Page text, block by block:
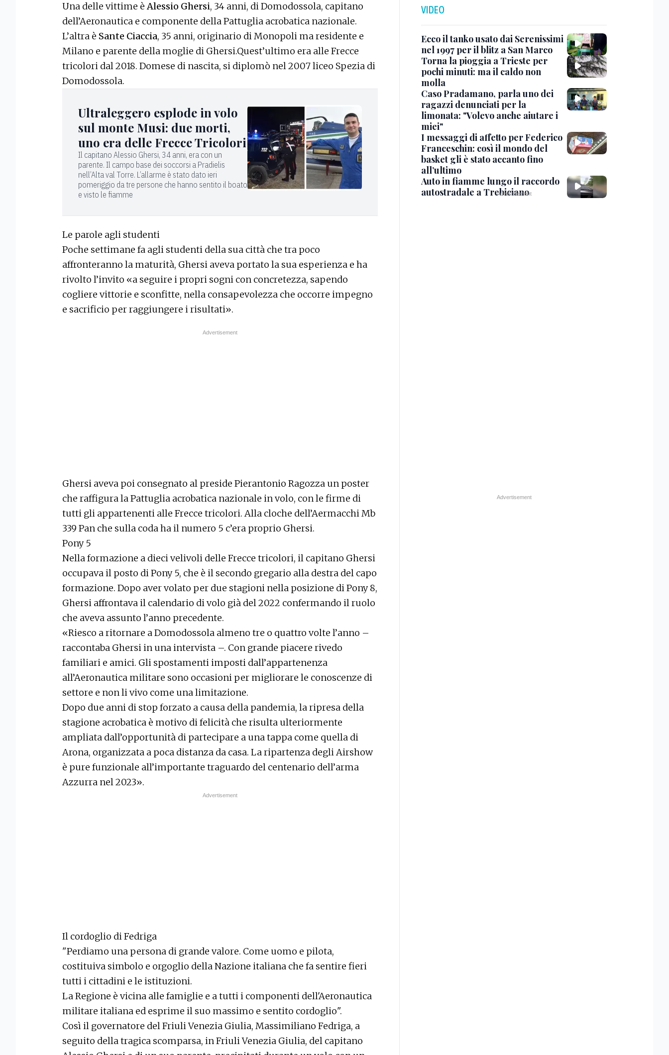
Una delle vittime èAlessio Ghersi, 34 anni, di Domodossola, capitano
dell’Aeronautica e componente della Pattuglia acrobatica nazionale.
L’altra è Sante Ciaccia, 35 anni, originario di Monopoli ma residente e
Milano e parente della moglie di Ghersi.Quest’ultimo era alle Frecce
tricolori dal 2018. Domese di nascita, si diplomò nel 2007 liceo Spezia di
Domodossola.
Ultraleggero esplode in volo
sul monte Musi: due morti,
uno era delle Frecce Tricolori
Il capitano Alessio Ghersi, 34 anni, era con un
parente. Il campo base dei soccorsi a Pradielis
nell’Alta val Torre. L’allarme è stato dato ieri
pomeriggio da tre persone che hanno sentito il boato
e visto le fiamme
Le parole agli studenti
Poche settimane fa agli studenti della sua città che tra poco
affronteranno la maturità, Ghersi aveva portato la sua esperienza e ha
rivolto l’invito «a seguire i propri sogni con concretezza, sapendo
cogliere vittorie e sconfitte, nella consapevolezza che occorre impegno
e sacrificio per raggiungere i risultati».
Ghersi aveva poi consegnato al preside Pierantonio Ragozza un poster
che raffigura la Pattuglia acrobatica nazionale in volo, con le firme di
tutti gli appartenenti alle Frecce tricolori. Alla cloche dell’Aermacchi Mb
339 Pan che sulla coda ha il numero 5 c’era proprio Ghersi.
Pony 5
Nella formazione a dieci velivoli delle Frecce tricolori, il capitano Ghersi
occupava il posto di Pony 5, che è il secondo gregario alla destra del capo
formazione. Dopo aver volato per due stagioni nella posizione di Pony 8,
Ghersi affrontava il calendario di volo già del 2022 confermando il ruolo
che aveva assunto l’anno precedente.
«Riesco a ritornare a Domodossola almeno tre o quattro volte l’anno –
raccontaba Ghersi in una intervista –. Con grande piacere rivedo
familiari e amici. Gli spostamenti imposti dall’appartenenza
all’Aeronautica militare sono occasioni per migliorare le conoscenze di
settore e non li vivo come una limitazione.
Dopo due anni di stop forzato a causa della pandemia, la ripresa della
stagione acrobatica è motivo di felicità che risulta ulteriormente
ampliata dall’opportunità di partecipare a una tappa come quella di
Arona, organizzata a poca distanza da casa. La ripartenza degli Airshow
è pure funzionale all’importante traguardo del centenario dell’arma
Azzurra nel 2023».
Il cordoglio di Fedriga
"Perdiamo una persona di grande valore. Come uomo e pilota,
costituiva simbolo e orgoglio della Nazione italiana che fa sentire fieri
tutti i cittadini e le istituzioni.
La Regione è vicina alle famiglie e a tutti i componenti dell'Aeronautica
militare italiana ed esprime il suo massimo e sentito cordoglio".
Così il governatore del Friuli Venezia Giulia, Massimiliano Fedriga, a
seguito della tragica scomparsa, in Friuli Venezia Giulia, del capitano
VIDEO
Ecco il tanko usato dai Serenissimi
nel 1997 per il blitz a San Marco
Torna la pioggia a Trieste per
pochi minuti: ma il caldo non
molla
Caso Pradamano, parla uno dei
ragazzi denunciati per la
limonata: "Volevo anche aiutare i
miei"
I messaggi di affetto per Federico
Franceschin: così il mondo del
basket gli è stato accanto fino
all’ultimo
Auto in fiamme lungo il raccordo
autostradale a Trebiciano